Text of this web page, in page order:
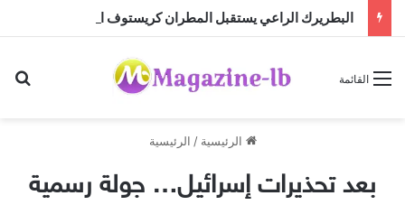
القائمة
الرئيسية / الرئيسية
بعد تحذيرات إسرائيل… جولة رسمية